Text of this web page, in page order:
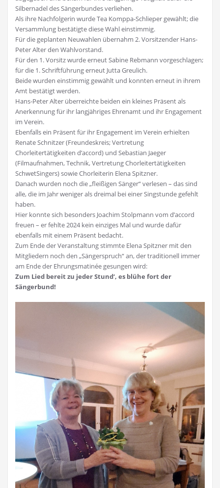
Silbernadel des Sängerbundes verliehen.
Als ihre Nachfolgerin wurde Tea Komppa-Schlieper gewählt; die
Versammlung bestätigte diese Wahl einstimmig.
Für die geplanten Neuwahlen übernahm 2. Vorsitzender Hans-
Peter Alter den Wahlvorstand.
Für den 1. Vorsitz wurde erneut Sabine Rebmann vorgeschlagen;
für die 1. Schriftführung erneut Jutta Greulich.
Beide wurden einstimmig gewählt und konnten erneut in ihrem
Amt bestätigt werden.
Hans-Peter Alter überreichte beiden ein kleines Präsent als
Anerkennung für ihr langjähriges Ehrenamt und ihr Engagement
im Verein.
Ebenfalls ein Präsent für ihr Engagement im Verein erhielten
Renate Schnitzer (Freundeskreis; Vertretung
Chorleitertätigkeiten d’accord) und Sebastian Jaeger
(Filmaufnahmen, Technik, Vertretung Chorleitertätigkeiten
SchwetSingers) sowie Chorleiterin Elena Spitzner.
Danach wurden noch die „fleißigen Sänger“ verlesen – das sind
alle, die im Jahr weniger als dreimal bei einer Singstunde gefehlt
haben.
Hier konnte sich besonders Joachim Stolpmann vom d’accord
freuen – er fehlte 2024 kein einziges Mal und wurde dafür
ebenfalls mit einem Präsent bedacht.
Zum Ende der Veranstaltung stimmte Elena Spitzner mit den
Mitgliedern noch den „Sängerspruch“ an, der traditionell immer
am Ende der Ehrungsmatinée gesungen wird:
Zum Lied bereit zu jeder Stund‘, es blühe fort der
Sängerbund!